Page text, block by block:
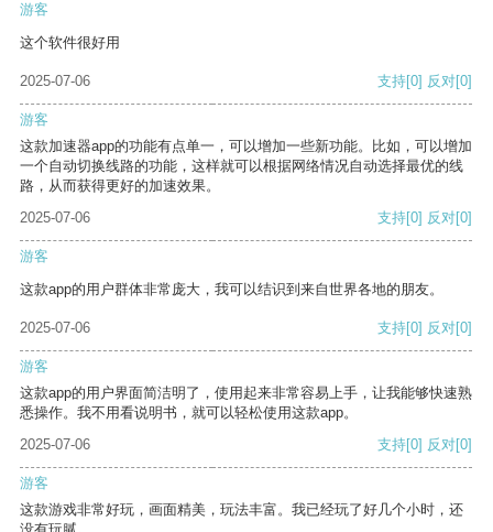
游客
这个软件很好用
2025-07-06 支持[0] 反对[0]
游客
这款加速器app的功能有点单一，可以增加一些新功能。比如，可以增加
一个自动切换线路的功能，这样就可以根据网络情况自动选择最优的线
路，从而获得更好的加速效果。
2025-07-06
支持[0] 反对[0]
游客
这款app的用户群体非常庞大，我可以结识到来自世界各地的朋友。
2025-07-06 支持[0] 反对[0]
游客
这款app的用户界面简洁明了，使用起来非常容易上手，让我能够快速熟
悉操作。我不用看说明书，就可以轻松使用这款app。
2025-07-06
支持[0] 反对[0]
游客
这款游戏非常好玩，画面精美，玩法丰富。我已经玩了好几个小时，还